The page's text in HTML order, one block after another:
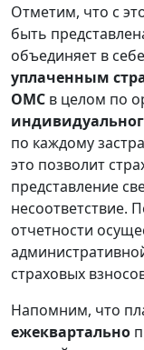
Отметим, что с
быть
объединяет в себе
уплаченным
ОМС в целом по
по каждому
это позволит
представление
несоответствие.
отчетности
страховых
Напомним, что
ежеквартально